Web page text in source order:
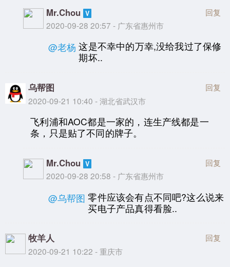
Mr.Chou
2020-09-28 20:57 - 广东省惠州市
回复
@老杨 这是不幸中的万幸,没给我过了保修
期坏..
乌帮图
2020-09-21 10:40 - 湖北省武汉市
回复
飞利浦和AOC都是一家的，连生产线都是一
条，只是贴了不同的牌子。
Mr.Chou
2020-09-28 20:58 - 广东省惠州市
回复
@乌帮图 零件应该会有点不同吧?这么说来
买电子产品真得看脸..
牧羊人
2020-09-21 10:22 - 重庆市
回复